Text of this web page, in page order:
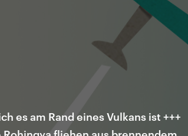
es am Rand eines Vulkans ist +++